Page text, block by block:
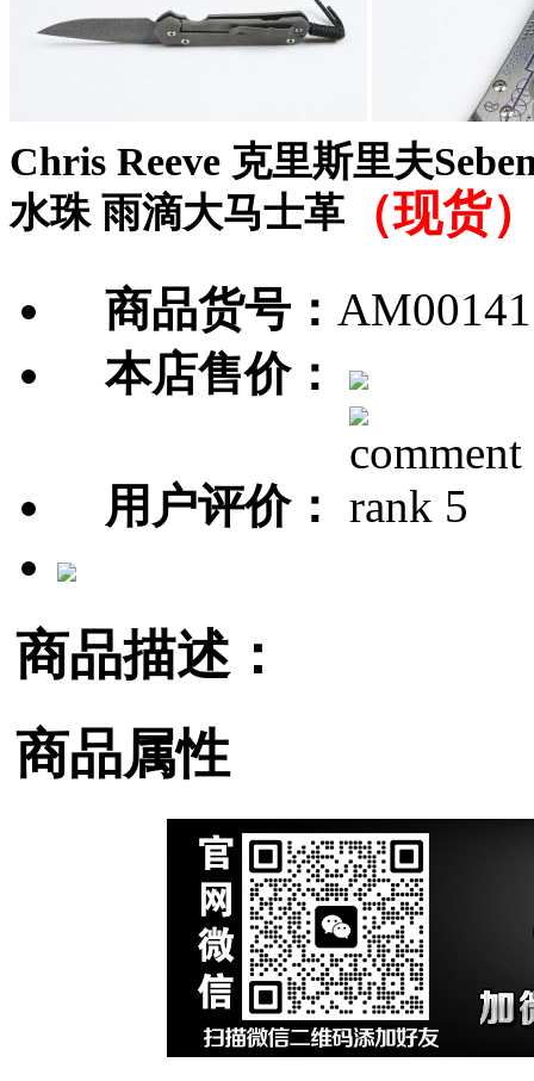
Chris Reeve 克里斯里夫
水珠 雨滴大马士革
（现货
商品货号：
本店售价：
用户评价：
商品描述：
商品属性